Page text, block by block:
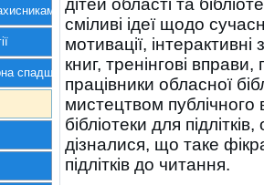
України
спадщина
дітей області та
сміливі ідеї щодо
мотивації,
книг, тренінгові
працівники обласної
мистецтвом
бібліотеки для
дізналися, що таке
підлітків до читання.